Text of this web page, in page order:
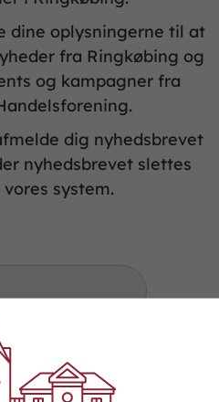
dine oplysningerne til at
fra Ringkøbing og
og kampagner fra
dig nyhedsbrevet
nyhedsbrevet slettes
system.
acceptere du